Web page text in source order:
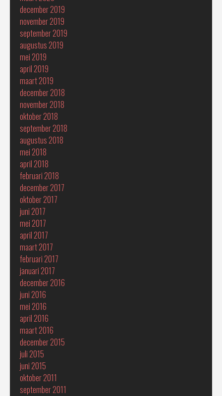
december 2019
november 2019
september 2019
augustus 2019
mei 2019
april 2019
maart 2019
december 2018
november 2018
oktober 2018
september 2018
augustus 2018
mei 2018
april 2018
februari 2018
december 2017
oktober 2017
juni 2017
mei 2017
april 2017
maart 2017
februari 2017
januari 2017
december 2016
juni 2016
mei 2016
april 2016
maart 2016
december 2015
juli 2015
juni 2015
oktober 2011
september 2011